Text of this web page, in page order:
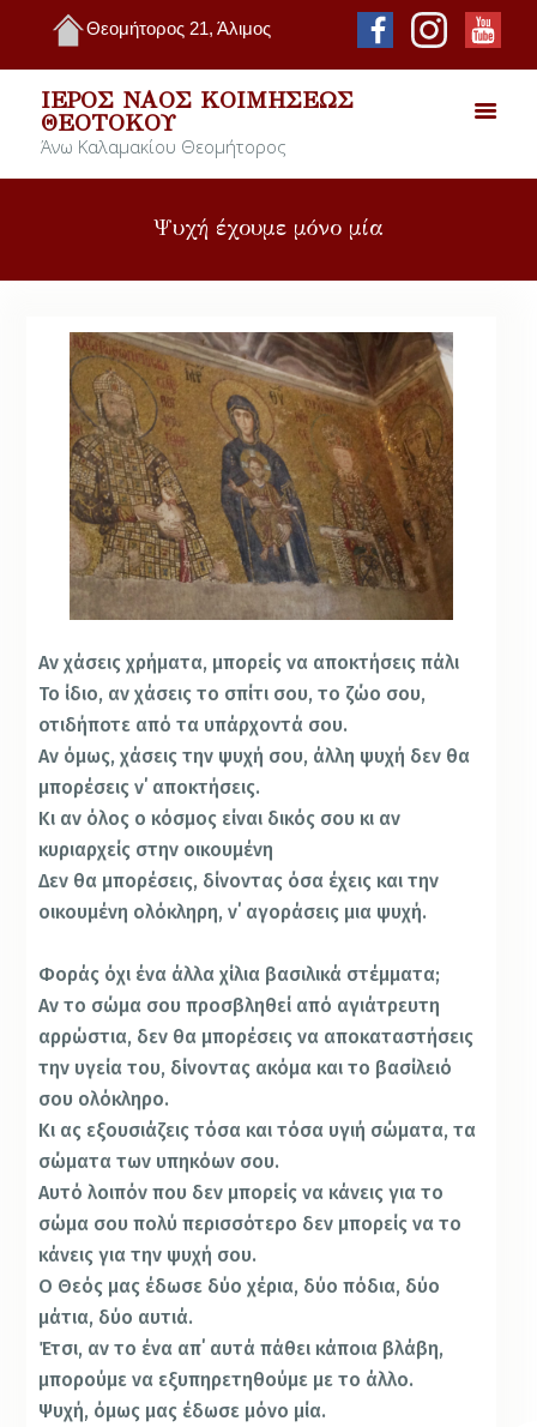
Θεομήτορος 21, Άλιμος
ΙΕΡΌΣ ΝΑΌΣ ΚΟΙΜΉΣΕΩΣ
ΘΕΟΤΌΚΟΥ
Άνω Καλαμακίου Θεομήτορος
Ψυχή έχουμε μόνο μία
Αν χάσεις χρήματα, μπορείς να αποκτήσεις πάλι
Το ίδιο, αν χάσεις το σπίτι σου, το ζώο σου,
οτιδήποτε από τα υπάρχοντά σου.
Αν όμως, χάσεις την ψυχή σου, άλλη ψυχή δεν θα
μπορέσεις ν΄ αποκτήσεις.
Κι αν όλος ο κόσμος είναι δικός σου κι αν
κυριαρχείς στην οικουμένη
Δεν θα μπορέσεις, δίνοντας όσα έχεις και την
οικουμένη ολόκληρη, ν΄ αγοράσεις μια ψυχή.
Φοράς όχι ένα άλλα χίλια βασιλικά στέμματα;
Αν το σώμα σου προσβληθεί από αγιάτρευτη
αρρώστια, δεν θα μπορέσεις να αποκαταστήσεις
την υγεία του, δίνοντας ακόμα και το βασίλειό
σου ολόκληρο.
Κι ας εξουσιάζεις τόσα και τόσα υγιή σώματα, τα
σώματα των υπηκόων σου.
Αυτό λοιπόν που δεν μπορείς να κάνεις για το
σώμα σου πολύ περισσότερο δεν μπορείς να το
κάνεις για την ψυχή σου.
Ο Θεός μας έδωσε δύο χέρια, δύο πόδια, δύο
μάτια, δύο αυτιά.
Έτσι, αν το ένα απ΄ αυτά πάθει κάποια βλάβη,
μπορούμε να εξυπηρετηθούμε με το άλλο.
Ψυχή, όμως μας έδωσε μόνο μία.